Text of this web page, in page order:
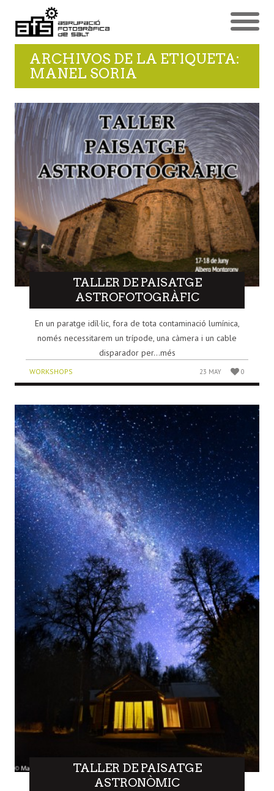
ARCHIVOS DE LA ETIQUETA:
MANEL SORIA
TALLER DE PAISATGE
ASTROFOTOGRÀFIC
En un paratge idíl·lic, fora de tota contaminació lumínica,
només necessitarem un trípode, una càmera i un cable
disparador per...més
WORKSHOPS 23 MAY 0
TALLER DE PAISATGE
ASTRONÒMIC